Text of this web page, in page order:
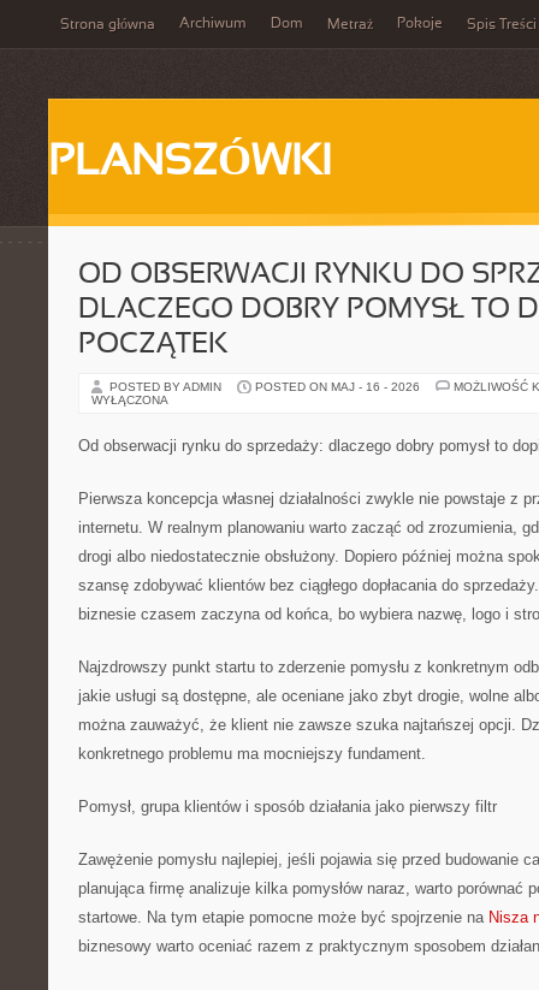
Strona główna Archiwum Dom Metraż Pokoje Spis Treści
PLANSZÓWKI
OD OBSERWACJI RYNKU DO
DLACZEGO DOBRY POMYSŁ TO
POCZĄTEK
POSTED BY ADMIN POSTED ON MAJ - 16 - 2026
MOŻLIWOŚĆ
WYŁĄCZONA
Od obserwacji rynku do sprzedaży: dlaczego dobry pomysł to
Pierwsza koncepcja własnej działalności zwykle nie powstaje z
internetu. W realnym planowaniu warto zacząć od zrozumienia,
drogi albo niedostatecznie obsłużony. Dopiero później można
szansę zdobywać klientów bez ciągłego dopłacania do
biznesie czasem zaczyna od końca, bo wybiera nazwę, logo i
Najzdrowszy punkt startu to zderzenie pomysłu z konkretnym
jakie usługi są dostępne, ale oceniane jako zbyt drogie, wolne
można zauważyć, że klient nie zawsze szuka najtańszej opcji.
konkretnego problemu ma mocniejszy fundament.
Pomysł, grupa klientów i sposób działania jako pierwszy filtr
Zawężenie pomysłu najlepiej, jeśli pojawia się przed budowanie
planująca firmę analizuje kilka pomysłów naraz, warto porównać
startowe. Na tym etapie pomocne może być spojrzenie na Nisza
biznesowy warto oceniać razem z praktycznym sposobem